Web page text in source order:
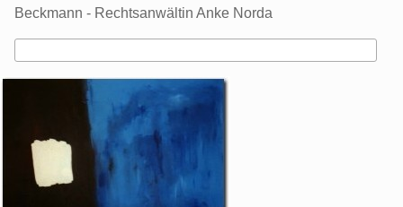
Beckmann - Rechtsanwältin Anke Norda